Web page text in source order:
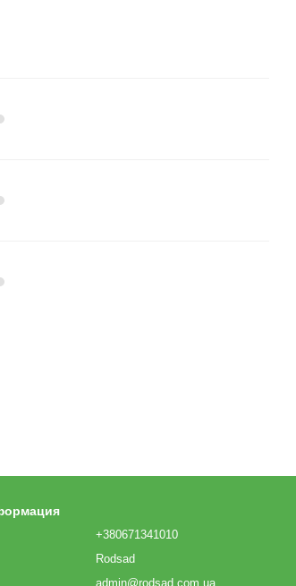
+380671341010
Rodsad
admin@rodsad.com.ua